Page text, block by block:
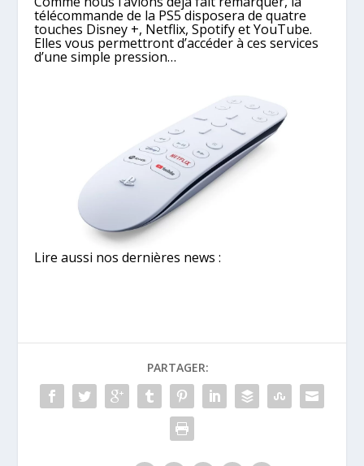
télécommande de la PS5 disposera de quatre
touches Disney +, Netflix, Spotify et YouTube.
Elles vous permettront d’accéder à ces services
d’une simple pression…
Lire aussi nos dernières news :
PARTAGER: